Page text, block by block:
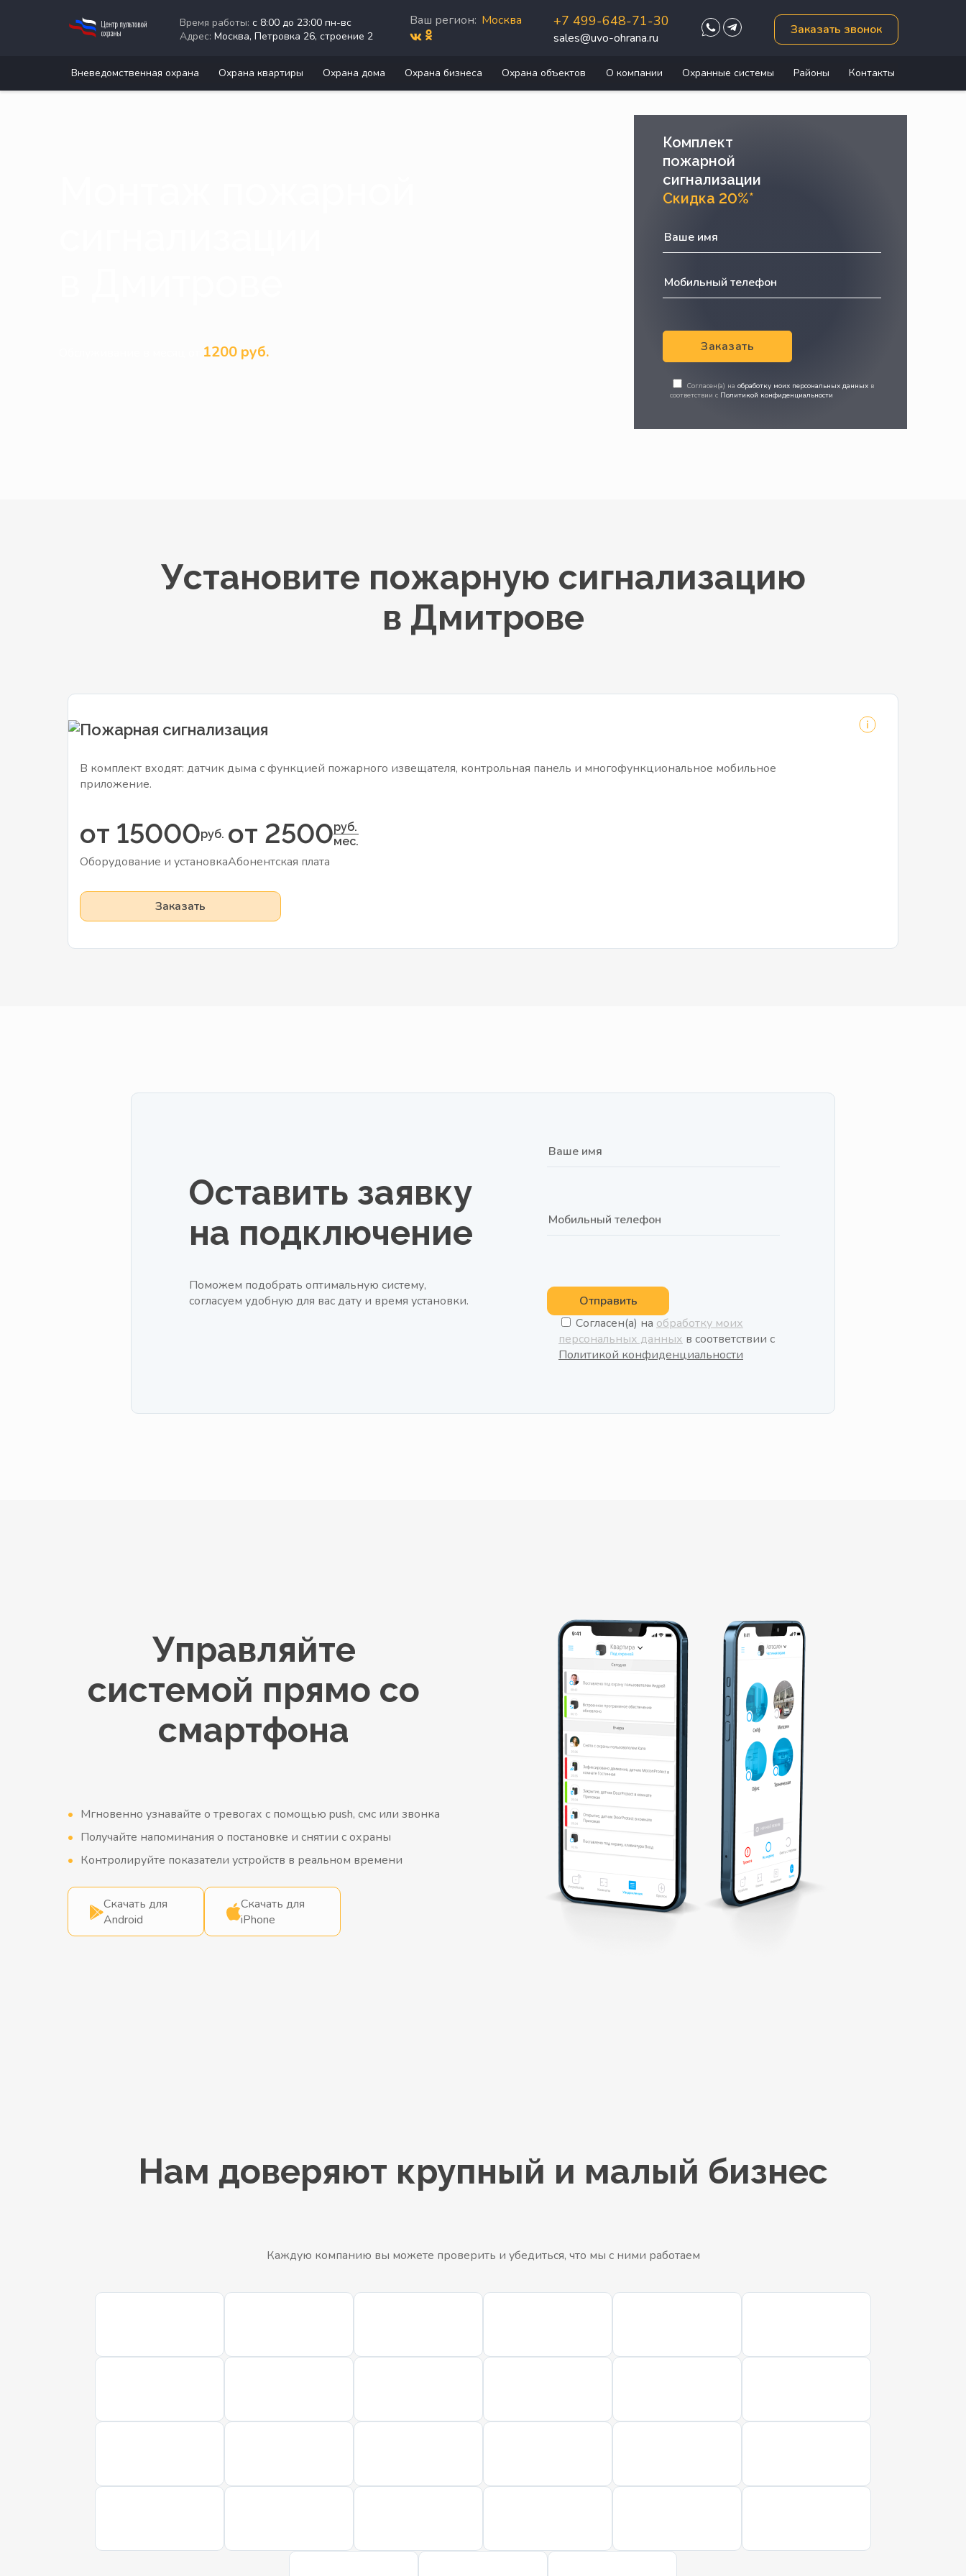
Время работы:с 8:00 до 23:00 пн-вс
Адрес:Москва, Петровка 26, строение 2
Ваш регион: Москва +7 499-648-71-30
sales@uvo-ohrana.ru
Заказать звонок
Вневедомственная охрана Охрана квартиры Охрана дома Охрана бизнеса Охрана объектов О компании Охранные системы Районы Контакты
1200 руб.
Комплект
пожарной
сигнализации
Скидка 20%*
Заказать
Согласен(а) на обработку моих персональных данных в
соответствии с Политикой конфиденциальности
Установите пожарную сигнализацию
в Дмитрове
Пожарная сигнализация
В комплект входят: датчик дыма с функцией пожарного извещателя, контрольная панель и многофункциональное мобильное
приложение.
от 15000руб.
Оборудование и установка
от 2500руб.
мес.
Абонентская плата
Заказать
Оставить заявку
на подключение
Поможем подобрать оптимальную систему,
согласуем удобную для вас дату и время установки.
Отправить
Согласен(а) на обработку моих
персональных данных в соответствии с
Политикой конфиденциальности
Управляйте
системой прямо со
смартфона
Мгновенно узнавайте о тревогах с помощью push, смс или звонка
Получайте напоминания о постановке и снятии с охраны
Контролируйте показатели устройств в реальном времени
Скачать для
Android
Скачать для
iPhone
Нам доверяют крупный и малый бизнес
Каждую компанию вы можете проверить и убедиться, что мы с ними работаем